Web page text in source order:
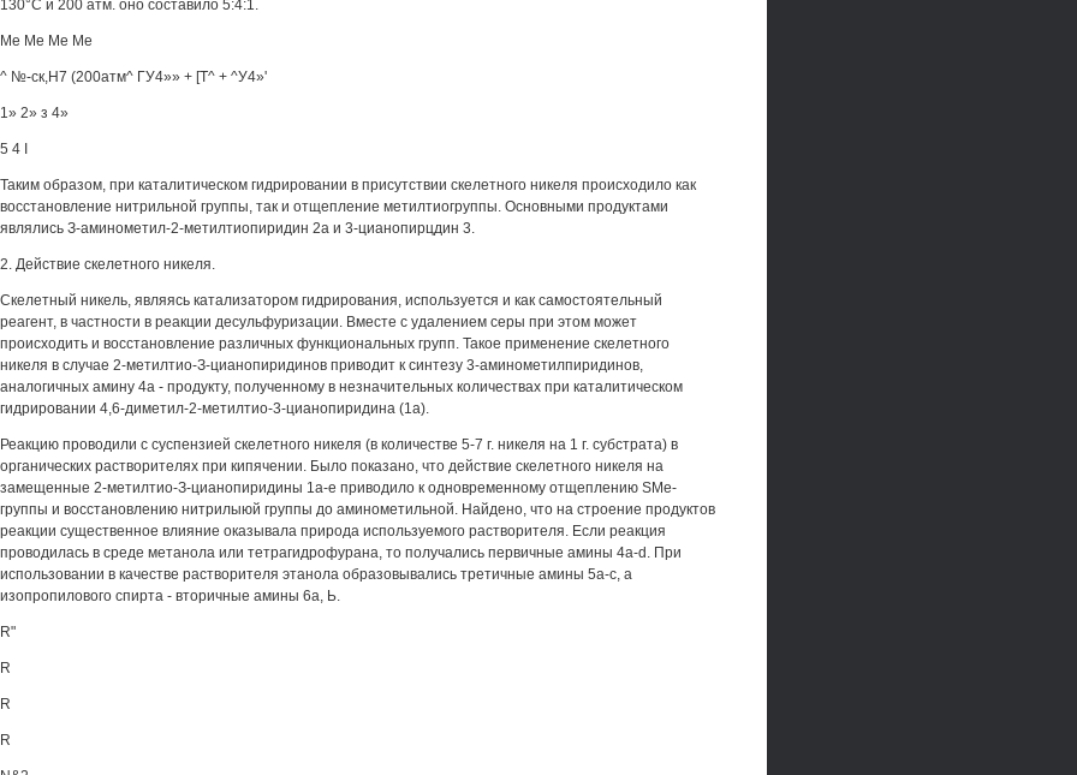
130°С и 200 атм. оно составило 5:4:1.
Ме Ме Ме Ме
^ №-ск,Н7 (200атм^ ГУ4»» + [Т^ + ^У4»'
1» 2» з 4»
5 4 I
Таким образом, при каталитическом гидрировании в присутствии скелетного никеля происходило как
восстановление нитрильной группы, так и отщепление метилтиогруппы. Основными продуктами
являлись З-аминометил-2-метилтиопиридин 2а и 3-цианопирцдин 3.
2. Действие скелетного никеля.
Скелетный никель, являясь катализатором гидрирования, используется и как самостоятельный
реагент, в частности в реакции десульфуризации. Вместе с удалением серы при этом может
происходить и восстановление различных функциональных групп. Такое применение скелетного
никеля в случае 2-метилтио-З-цианопиридинов приводит к синтезу 3-аминометилпиридинов,
аналогичных амину 4а - продукту, полученному в незначительных количествах при каталитическом
гидрировании 4,6-диметил-2-метилтио-3-цианопиридина (1а).
Реакцию проводили с суспензией скелетного никеля (в количестве 5-7 г. никеля на 1 г. субстрата) в
органических растворителях при кипячении. Было показано, что действие скелетного никеля на
замещенные 2-метилтио-З-цианопиридины 1а-е приводило к одновременному отщеплению SMe-
группы и восстановлению нитрилыюй группы до аминометильной. Найдено, что на строение продуктов
реакции существенное влияние оказывала природа используемого растворителя. Если реакция
проводилась в среде метанола или тетрагидрофурана, то получались первичные амины 4a-d. При
использовании в качестве растворителя этанола образовывались третичные амины 5а-с, а
изопропилового спирта - вторичные амины 6а, Ь.
R"
R
R
R